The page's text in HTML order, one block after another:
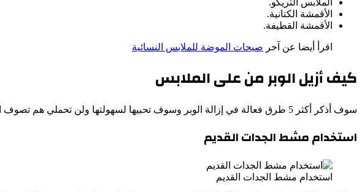
الأقمشة الكتانية.
الأقمشة القطيفة.
اقرأ أيضا عن آخر صيحات الموضة للملابس النسائية
كيف أزيل الوبر من على الملابس
سوف أذكر أكثر 5 طرق فعالة في إزالة الوبر وسوف تحبيها لسهولتها ولن تحملي هم تصوف الملابس بعد الآن:
استخدام مشط الجدات القديم
استخدام مشط الجدات القديم